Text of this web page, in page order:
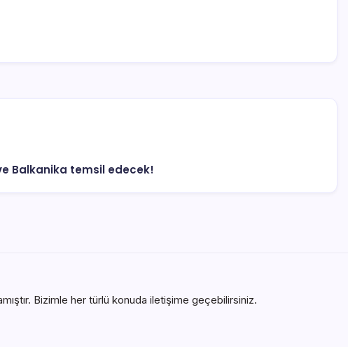
Balkanika temsil edecek!
Bizimle her türlü konuda iletişime geçebilirsiniz.